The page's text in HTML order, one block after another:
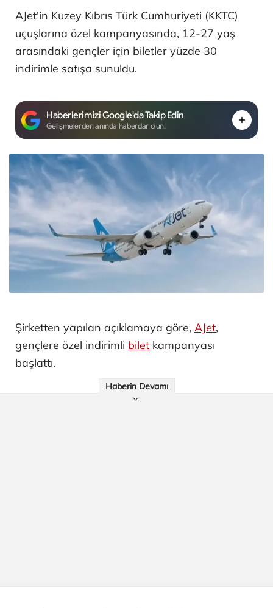
AJet'in Kuzey Kıbrıs Türk Cumhuriyeti (KKTC)
uçuşlarına özel kampanyasında, 12-27 yaş
arasındaki gençler için biletler yüzde 30
indirimle satışa sunuldu.
Haberlerimizi Google'da Takip Edin
Gelişmelerden anında haberdar olun.
Şirketten yapılan açıklamaya göre, AJet,
gençlere özel indirimli bilet kampanyası
başlattı.
Haberin Devamı